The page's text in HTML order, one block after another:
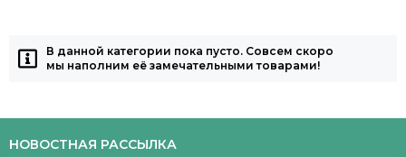
В данной категории пока пусто. Совсем скоро
мы наполним её замечательными товарами!
НОВОСТНАЯ РАССЫЛКА